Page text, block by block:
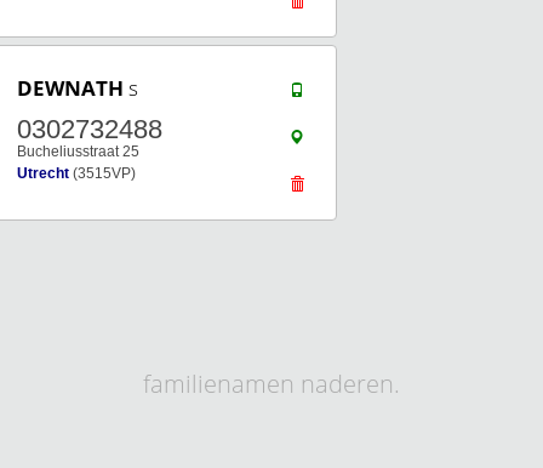
DEWNATH s
0302732488
Bucheliusstraat 25
Utrecht (3515VP)
familienamen naderen.